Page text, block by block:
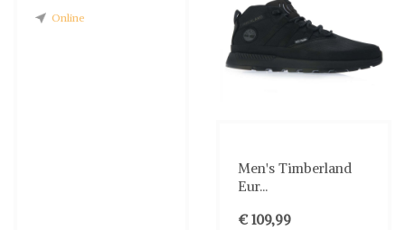
Online
Men's Timberland
Eur...
€ 109,99